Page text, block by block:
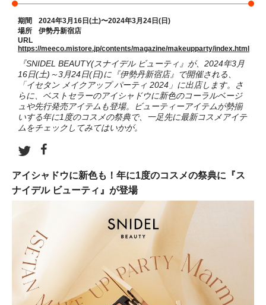
期間
2024年3月16日(土)〜2024年3月24日(日)
場所
伊勢丹新宿店
URL
https://meeco.mistore.jp/contents/magazine/makeupparty/index.html
『SNIDEL BEAUTY(スナイデル ビューティ』が、2024年3月
16日(土)～3月24日(日)に『伊勢丹新宿店』で開催される、
「イセタン メイクアップ パーティ 2024」に出店します。さ
らに、ベストセラーのアイシャドウに新色のコーラルベージ
ュや先行発売アイテムも登場。ビューティーアイテムが勢揃
いする年に1度のコスメの祭典で、一足先に最新コスメアイテ
ムをチェックしてみてはいかが。
アイシャドウに新色も！年に1度のコスメの祭典に『ス
ナイデル ビューティ』が登場